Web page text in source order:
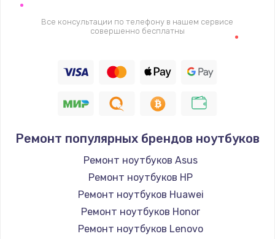
Все консультации по телефону в нашем сервисе
совершенно бесплатны
Ремонт популярных брендов ноутбуков
Ремонт ноутбуков Asus
Ремонт ноутбуков HP
Ремонт ноутбуков Huawei
Ремонт ноутбуков Honor
Ремонт ноутбуков Lenovo